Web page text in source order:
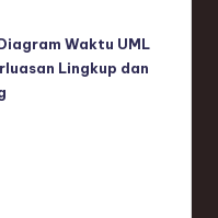
Waktu UML
Lingkup dan